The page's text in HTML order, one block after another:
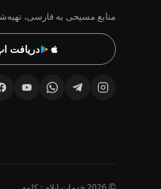
منابع مسیحی به فارسی،
دریافت